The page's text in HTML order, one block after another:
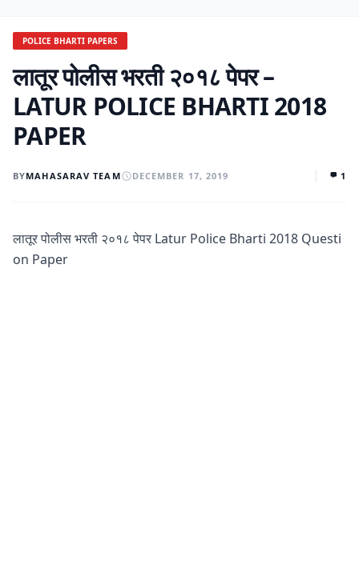
POLICE BHARTI PAPERS
लातूर पोलीस भरती २०१८ पेपर –
LATUR POLICE BHARTI 2018
PAPER
BYMAHASARAV TEAM DECEMBER 17, 2019 1
लातूर पोलीस भरती २०१८ पेपर Latur Police Bharti 2018 Questi
on Paper